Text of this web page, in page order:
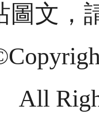
圖文，
All